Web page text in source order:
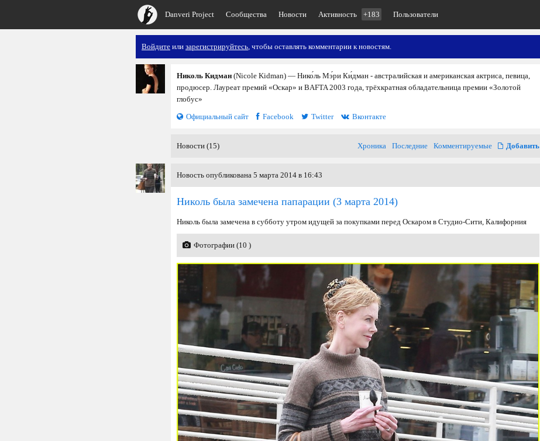
Danveri Project Сообщества Новости Активность +183 Пользователи
Войдите или зарегистрируйтесь, чтобы оставлять комментарии к новостям.
Николь Кидман (Nicole Kidman) — Нико́ль Мэ́ри Ки́дман - австралийская и американская актриса, певица,
продюсер. Лауреат премий «Оскар» и BAFTA 2003 года, трёхкратная обладательница премии «Золотой
глобус»
Официальный сайт
Facebook Twitter Вконтакте
Новости (15) Хроника Последние Комментируемые Добавить
Новость опубликована 5 марта 2014 в 16:43
Николь была замечена папарации (3 марта 2014)
Николь была замечена в субботу утром идущей за покупками перед Оскаром в Студио-Сити, Калифорния
Фотографии (10 )